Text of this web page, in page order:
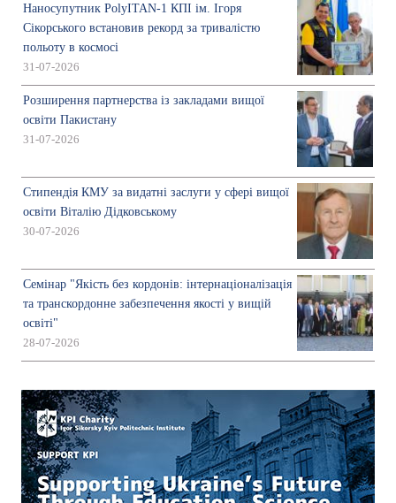
Наносупутник PolyITAN-1 КПІ ім. Ігоря
Сікорського встановив рекорд за тривалістю
польоту в космосі
31-07-2026
Розширення партнерства із закладами вищої
освіти Пакистану
31-07-2026
Стипендія КМУ за видатні заслуги у сфері вищої
освіти Віталію Дідковському
30-07-2026
Семінар "Якість без кордонів: інтернаціоналізація
та транскордонне забезпечення якості у вищій
освіті"
28-07-2026